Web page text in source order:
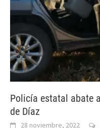
Policía estatal abate
de Díaz
28 noviembre, 2022